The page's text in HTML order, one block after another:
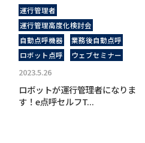
運行管理者
運行管理高度化検討会
自動点呼機器
業務後自動点呼
ロボット点呼
ウェブセミナー
2023.5.26
ロボットが運行管理者になりま
す！e点呼セルフT...